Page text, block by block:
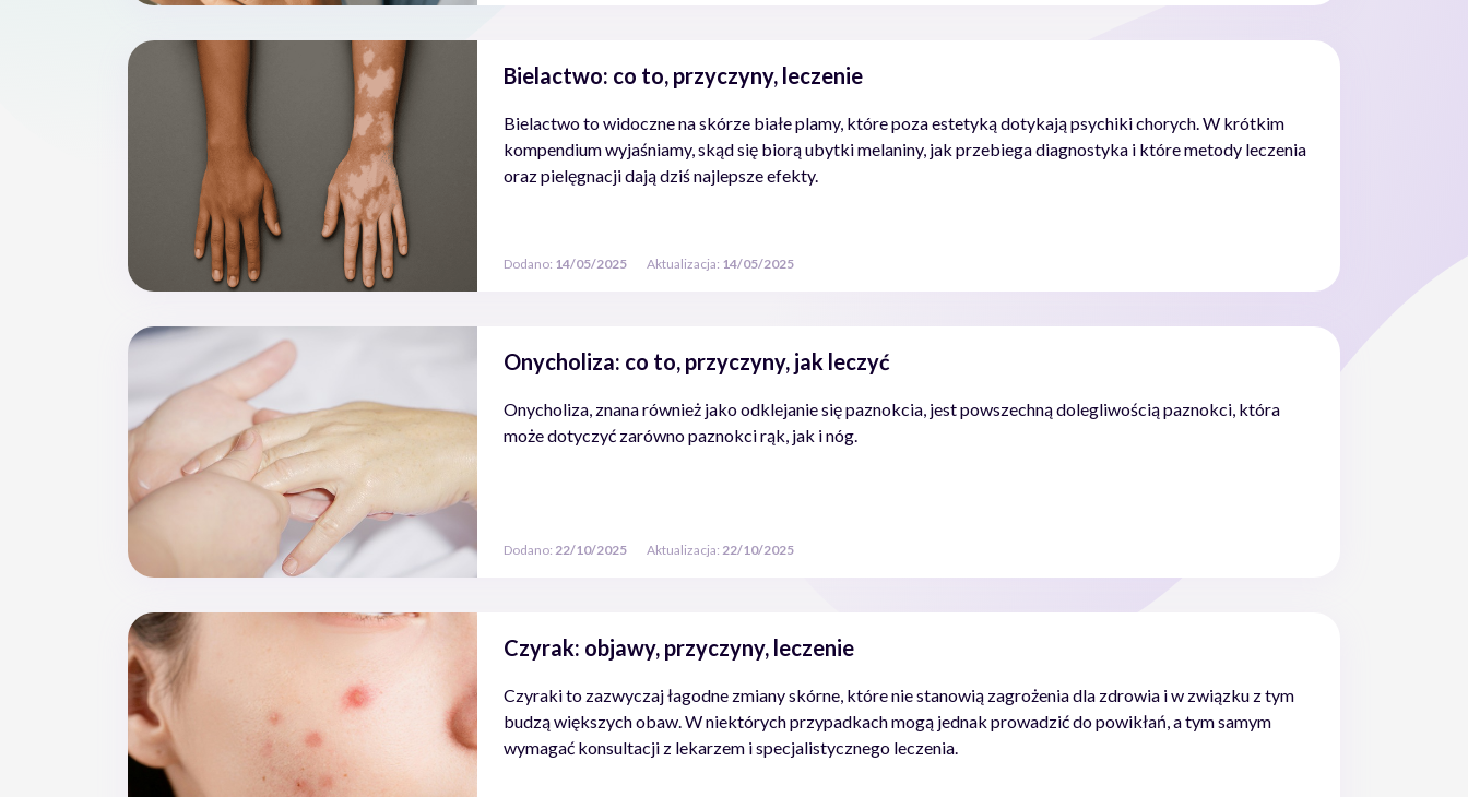
Bielactwo: co to, przyczyny, leczenie
Bielactwo to widoczne na skórze białe plamy, które poza estetyką dotykają psychiki chorych. W krótkim
kompendium wyjaśniamy, skąd się biorą ubytki melaniny, jak przebiega diagnostyka i które metody leczenia
oraz pielęgnacji dają dziś najlepsze efekty.
Dodano: 14/05/2025 Aktualizacja: 14/05/2025
Onycholiza: co to, przyczyny, jak leczyć
Onycholiza, znana również jako odklejanie się paznokcia, jest powszechną dolegliwością paznokci, która
może dotyczyć zarówno paznokci rąk, jak i nóg.
Dodano: 22/10/2025 Aktualizacja: 22/10/2025
Czyrak: objawy, przyczyny, leczenie
Czyraki to zazwyczaj łagodne zmiany skórne, które nie stanowią zagrożenia dla zdrowia i w związku z tym
budzą większych obaw. W niektórych przypadkach mogą jednak prowadzić do powikłań, a tym samym
wymagać konsultacji z lekarzem i specjalistycznego leczenia.